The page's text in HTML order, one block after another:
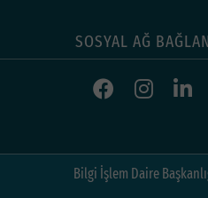
SOSYAL AĞ
Bilgi İşlem Daire